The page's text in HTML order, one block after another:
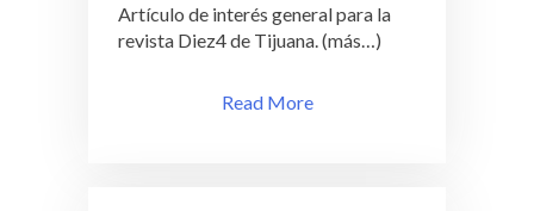
Artículo de interés general para la
revista Diez4 de Tijuana. (más…)
Read More